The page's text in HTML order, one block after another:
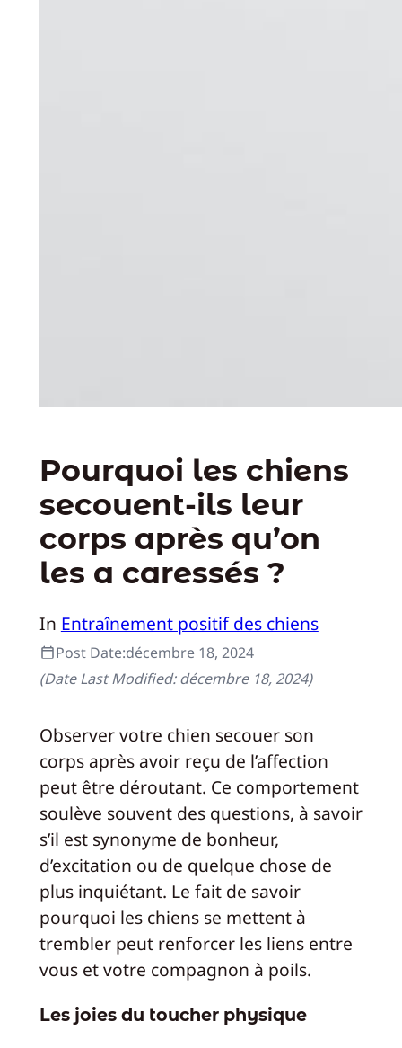
Pourquoi les chiens
secouent-ils leur
corps après qu’on
les a caressés ?
In Entraînement positif des chiens
Post Date:décembre 18, 2024
(Date Last Modified:décembre 18, 2024)
Observer votre chien secouer son
corps après avoir reçu de l’affection
peut être déroutant. Ce comportement
soulève souvent des questions, à savoir
s’il est synonyme de bonheur,
d’excitation ou de quelque chose de
plus inquiétant. Le fait de savoir
pourquoi les chiens se mettent à
trembler peut renforcer les liens entre
vous et votre compagnon à poils.
Les joies du toucher physique